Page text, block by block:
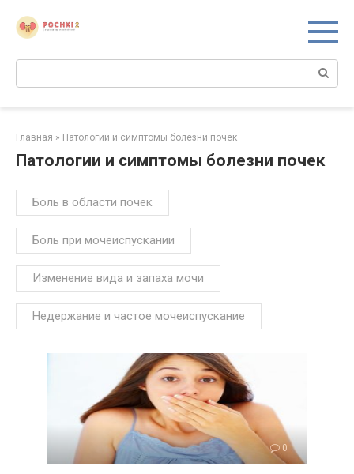
контенту
Главная » Патологии и симптомы болезни почек
Патологии и симптомы болезни почек
Боль в области почек
Боль при мочеиспускании
Изменение вида и запаха мочи
Недержание и частое мочеиспускание
0